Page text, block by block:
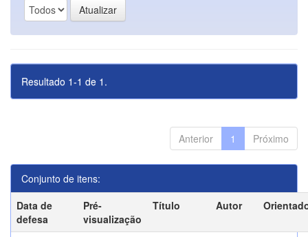
Resultado 1-1 de 1.
Anterior 1 Próximo
Conjunto de itens:
Data de
defesa
Pré-
visualização
Título Autor